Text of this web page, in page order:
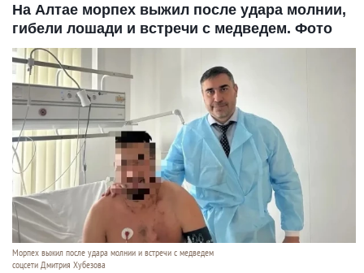
На Алтае морпех выжил после удара молнии,
гибели лошади и встречи с медведем. Фото
Морпех выжил после удара молнии и встречи с медведем
соцсети Дмитрия Хубезова